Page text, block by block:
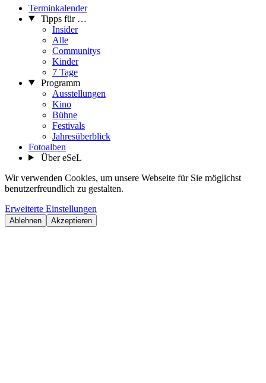
Terminkalender
Tipps für …
Insider
Alle
Communitys
Kinder
7 Tage
Programm
Ausstellungen
Kino
Bühne
Festivals
Jahresüberblick
Fotoalben
Über eSeL
Wir verwenden Cookies, um unsere Webseite für Sie möglichst
benutzerfreundlich zu gestalten.
Erweiterte Einstellungen
Ablehnen Akzeptieren